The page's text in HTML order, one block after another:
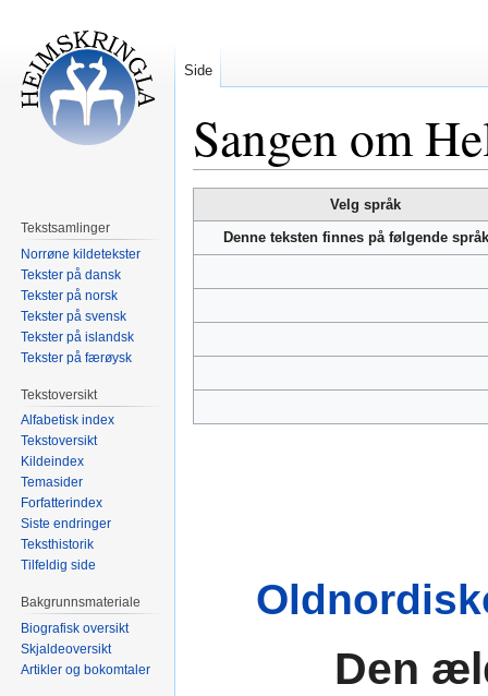
Sangen om
til
navigering
til
Velg språk
Denne teksten finnes på følgende
Den
Side
Tekstsamlinger
Norrøne kildetekster
Tekster på dansk
Tekster på norsk
Tekster på svensk
Tekster på islandsk
Tekster på færøysk
Tekstoversikt
Alfabetisk index
Tekstoversikt
Kildeindex
Temasider
Forfatterindex
Siste endringer
Teksthistorik
Tilfeldig side
Bakgrunnsmateriale
Biografisk oversikt
Skjaldeoversikt
Artikler og bokomtaler